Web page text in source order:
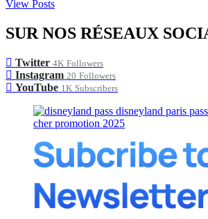
View Posts
SUR NOS RÉSEAUX
Twitter 4K Followers
Instagram 20 Followers
YouTube 1K Subscribers